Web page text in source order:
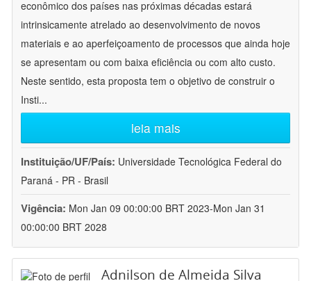
econômico dos países nas próximas décadas estará
intrinsicamente atrelado ao desenvolvimento de novos
materiais e ao aperfeiçoamento de processos que ainda hoje
se apresentam ou com baixa eficiência ou com alto custo.
Neste sentido, esta proposta tem o objetivo de construir o
Insti...
leia mais
Instituição/UF/País: Universidade Tecnológica Federal do
Paraná - PR - Brasil
Vigência: Mon Jan 09 00:00:00 BRT 2023-Mon Jan 31
00:00:00 BRT 2028
Adnilson de Almeida Silva